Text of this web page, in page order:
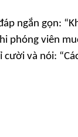
ngắn gọn:
phóng viên
cười và nói: